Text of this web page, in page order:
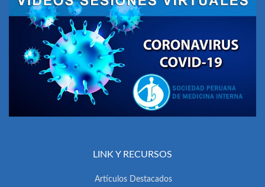
LINK Y RECURSOS
Artículos Destacados